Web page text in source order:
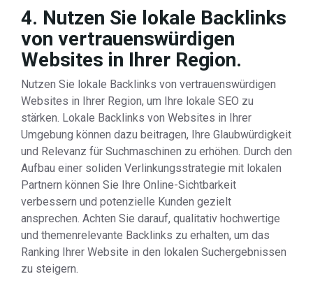
4. Nutzen Sie lokale Backlinks
von vertrauenswürdigen
Websites in Ihrer Region.
Nutzen Sie lokale Backlinks von vertrauenswürdigen
Websites in Ihrer Region, um Ihre lokale SEO zu
stärken. Lokale Backlinks von Websites in Ihrer
Umgebung können dazu beitragen, Ihre Glaubwürdigkeit
und Relevanz für Suchmaschinen zu erhöhen. Durch den
Aufbau einer soliden Verlinkungsstrategie mit lokalen
Partnern können Sie Ihre Online-Sichtbarkeit
verbessern und potenzielle Kunden gezielt
ansprechen. Achten Sie darauf, qualitativ hochwertige
und themenrelevante Backlinks zu erhalten, um das
Ranking Ihrer Website in den lokalen Suchergebnissen
zu steigern.